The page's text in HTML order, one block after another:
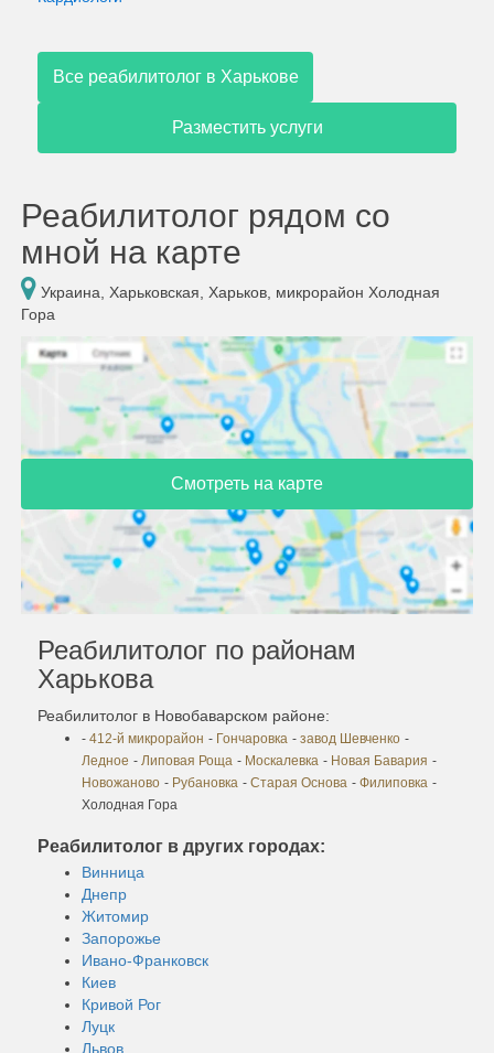
Все реабилитолог в Харькове
Разместить услуги
Реабилитолог рядом со
мной на карте
Украина, Харьковская, Харьков, микрорайон Холодная
Гора
Смотреть на карте
Реабилитолог по районам
Харькова
Реабилитолог в Новобаварском районе:
- 412-й микрорайон - Гончаровка - завод Шевченко -
Ледное - Липовая Роща - Москалевка - Новая Бавария -
Новожаново - Рубановка - Старая Основа - Филиповка -
Холодная Гора
Реабилитолог в других городах:
Винница
Днепр
Житомир
Запорожье
Ивано-Франковск
Киев
Кривой Рог
Луцк
Львов